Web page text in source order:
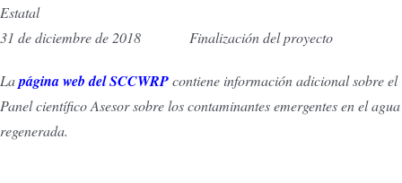
Estatal
31 de diciembre de 2018 Finalización del proyecto
Lapágina web del SCCWRPcontiene información adicional sobre el
Panel científico Asesor sobre los contaminantes emergentes en el agua
regenerada.